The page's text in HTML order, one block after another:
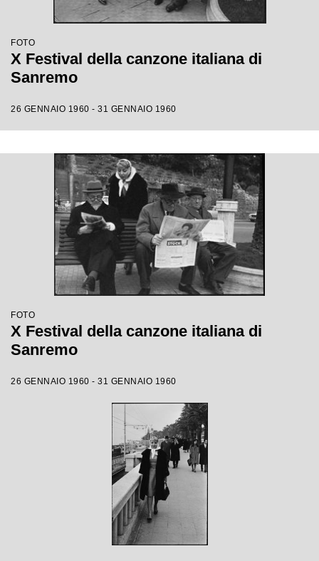
FOTO
X Festival della canzone italiana di
Sanremo
26 GENNAIO 1960 - 31 GENNAIO 1960
FOTO
X Festival della canzone italiana di
Sanremo
26 GENNAIO 1960 - 31 GENNAIO 1960